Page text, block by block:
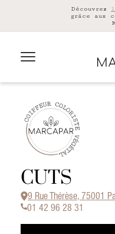
Découvrez
grâce aux
CUTS
9 Rue Thérèse, 75001
01 42 96 28 31